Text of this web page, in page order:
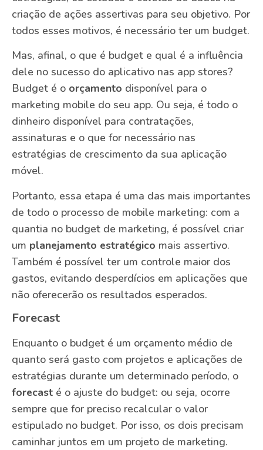
criação de ações assertivas para seu objetivo. Por
todos esses motivos, é necessário ter um budget.
Mas, afinal, o que é budget e qual é a influência
dele no sucesso do aplicativo nas app stores?
Budget é o orçamento disponível para o
marketing mobile do seu app. Ou seja, é todo o
dinheiro disponível para contratações,
assinaturas e o que for necessário nas
estratégias de crescimento da sua aplicação
móvel.
Portanto, essa etapa é uma das mais importantes
de todo o processo de mobile marketing: com a
quantia no budget de marketing, é possível criar
um planejamento estratégico mais assertivo.
Também é possível ter um controle maior dos
gastos, evitando desperdícios em aplicações que
não oferecerão os resultados esperados.
Forecast
Enquanto o budget é um orçamento médio de
quanto será gasto com projetos e aplicações de
estratégias durante um determinado período, o
forecast é o ajuste do budget: ou seja, ocorre
sempre que for preciso recalcular o valor
estipulado no budget. Por isso, os dois precisam
caminhar juntos em um projeto de marketing.